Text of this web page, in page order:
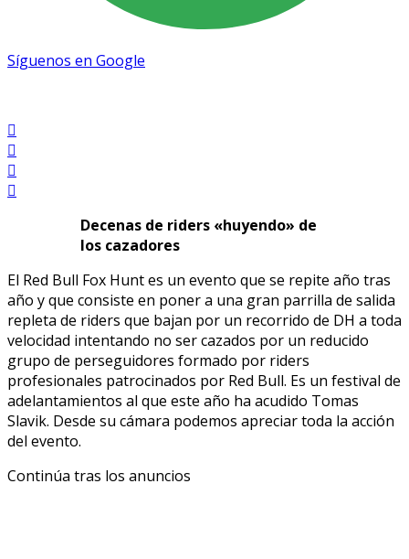
Síguenos en Google
Decenas de riders «huyendo» de
los cazadores
El Red Bull Fox Hunt es un evento que se repite año tras
año y que consiste en poner a una gran parrilla de salida
repleta de riders que bajan por un recorrido de DH a toda
velocidad intentando no ser cazados por un reducido
grupo de perseguidores formado por riders
profesionales patrocinados por Red Bull. Es un festival de
adelantamientos al que este año ha acudido Tomas
Slavik. Desde su cámara podemos apreciar toda la acción
del evento.
Continúa tras los anuncios